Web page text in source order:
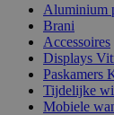
Aluminium
Brani
Accessoires
Displays
Paskamers
Tijdelijke
Mobiele